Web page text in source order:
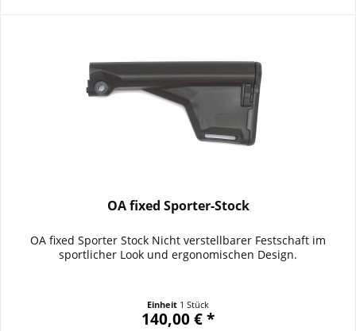
OA fixed Sporter-Stock
OA fixed Sporter Stock Nicht verstellbarer Festschaft im
sportlicher Look und ergonomischen Design.
Einheit 1 Stück
140,00 € *